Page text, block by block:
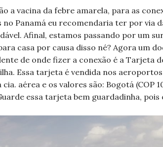
a vacina da febre amarela, para as
no Panamá eu recomendaria ter por via
Afinal, estamos passando por um
casa por causa disso né? Agora um
de onde fizer a conexão é a Tarjeta
Essa tarjeta é vendida nos
cia. aérea e os valores são: Bogotá (COP
essa tarjeta bem guardadinha,